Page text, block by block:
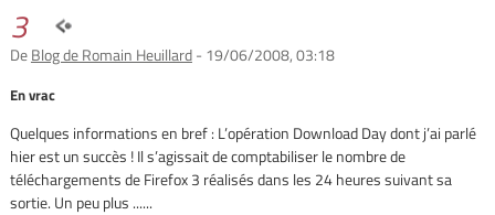
3
DeBlog de Romain Heuillard- 19/06/2008, 03:18
En vrac
Quelques informations en bref : L’opération Download Day dont j’ai parlé
hier est un succès ! Il s’agissait de comptabiliser le nombre de
téléchargements de Firefox 3 réalisés dans les 24 heures suivant sa
sortie. Un peu plus ......